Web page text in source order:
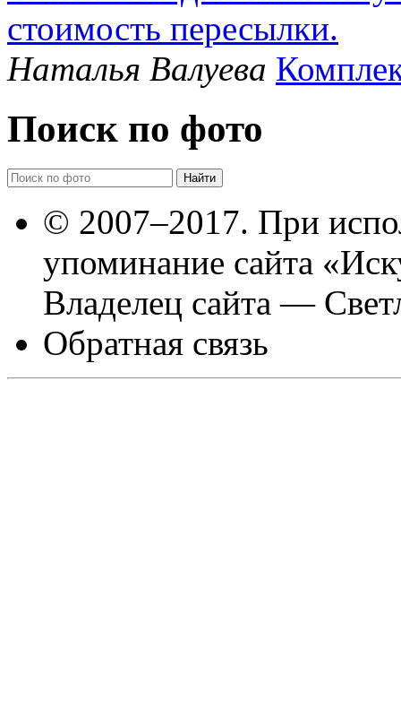
стоимость пересылки.
Наталья Валуева
Поиск по фото
© 2007–2017. При
упоминание сайта
Владелец сайта —
Обратная связь